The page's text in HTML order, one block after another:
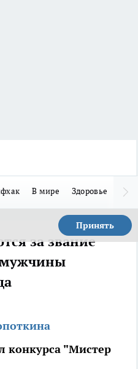
В мире Здоровье
Принять
за звание
мужчины
конкурса "Мистер